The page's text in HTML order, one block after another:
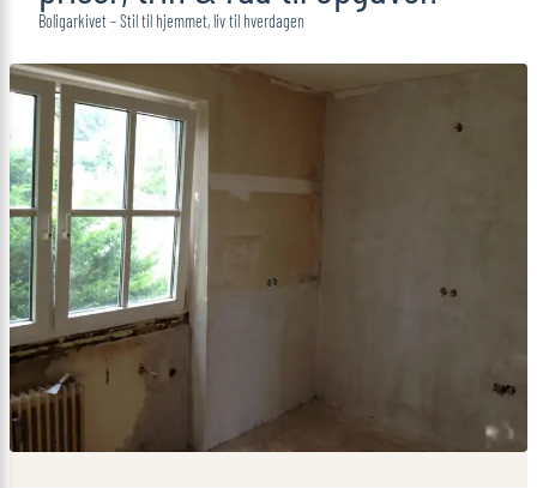
Boligarkivet – Stil til hjemmet, liv til hverdagen